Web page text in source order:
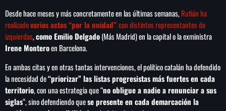
NOTAS
Cae primer detenido por robo a casa de
Senado allana el nombramiento de Todd
Blanche como fiscal general de EE.UU.
Desde hace meses y más concretamente en las últimas semanas,Rufián ha
realizadovarios actos “por la unidad”con distintos representantes de
izquierdas,como Emilio Delgado(Más Madrid) en la capital o la exministra
Irene Monteroen Barcelona.
En ambas citas y en otras tantas intervenciones, el político catalán ha defendido
la necesidad de“priorizar” las listas progresistas más fuertes en cada
territorio, con una estrategia que “no obligue a nadie a renunciar a sus
siglas“, sino defendiendo quese presente en cada demarcación la